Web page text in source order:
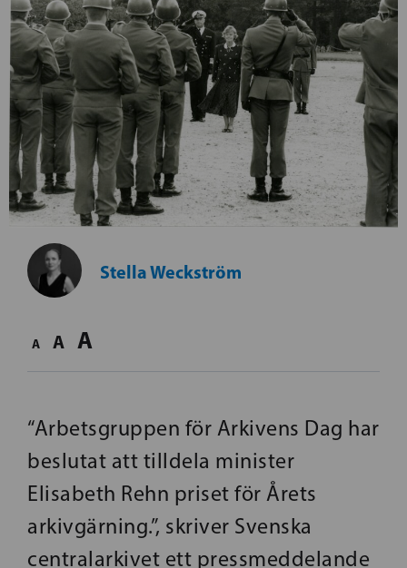
Stella Weckström
A A A
“Arbetsgruppen för Arkivens Dag har
beslutat att tilldela minister
Elisabeth Rehn priset för Årets
arkivgärning.”, skriver Svenska
centralarkivet ett pressmeddelande